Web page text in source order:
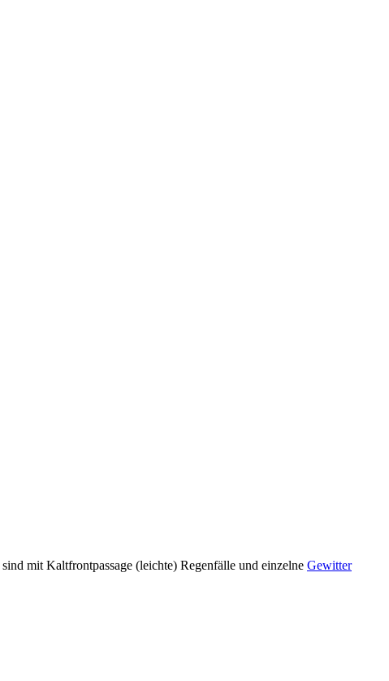
mit Kaltfrontpassage (leichte) Regenfälle und einzelne Gewitter